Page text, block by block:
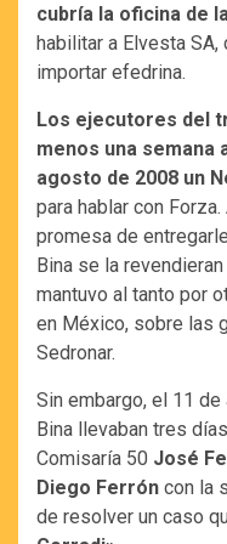
cubría la oficina de
habilitar a Elvesta SA,
importar efedrina.
Los ejecutores del
menos una semana
agosto de 2008 un
para hablar con
promesa de
Bina se la
mantuvo al tanto por
en México, sobre las
Sedronar.
Sin embargo, el 11
Bina llevaban tres
Comisaría 50 José
Diego Ferrón con la
de resolver un caso